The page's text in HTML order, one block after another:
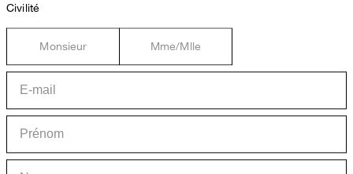
Civilité
Monsieur Mme/Mlle